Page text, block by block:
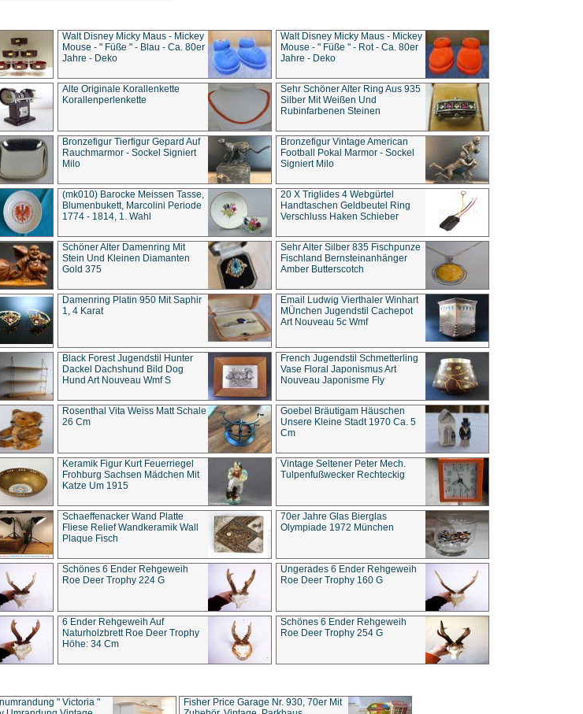
Walt Disney Micky Maus - Mickey
Mouse - " Füße " - Blau - Ca. 80er
Jahre - Deko
Walt Disney Micky Maus - Mickey
Mouse - " Füße " - Rot - Ca. 80er
Jahre - Deko
Alte Originale Korallenkette
Korallenperlenkette
Sehr Schöner Alter Ring Aus 935
Silber Mit Weißen Und
Rubinfarbenen Steinen
Bronzefigur Tierfigur Gepard Auf
Rauchmarmor - Sockel Signiert
Milo
Bronzefigur Vintage American
Football Pokal Marmor - Sockel
Signiert Milo
(mk010) Barocke Meissen Tasse,
Blumenbukett, Marcolini Periode
1774 - 1814, 1. Wahl
20 X Triglides 4 Webgürtel
Handtaschen Geldbeutel Ring
Verschluss Haken Schieber
Schöner Alter Damenring Mit
Stein Und Kleinen Diamanten
Gold 375
Sehr Alter Silber 835 Fischpunze
Fischland Bernsteinanhänger
Amber Butterscotch
Damenring Platin 950 Mit Saphir
1, 4 Karat
Email Ludwig Vierthaler Winhart
MÜnchen Jugendstil Cachepot
Art Nouveau 5c Wmf
Black Forest Jugendstil Hunter
Dackel Dachshund Bild Dog
Hund Art Nouveau Wmf S
French Jugendstil Schmetterling
Vase Floral Japonismus Art
Nouveau Japonisme Fly
Rosenthal Vita Weiss Matt Schale
26 Cm
Goebel Bräutigam Häuschen
Unsere Kleine Stadt 1970 Ca. 5
Cm
Keramik Figur Kurt Feuerriegel
Frohburg Sachsen Mädchen Mit
Katze Um 1915
Vintage Seltener Peter Mech.
Tulpenfußwecker Rechteckig
Schaeffenacker Wand Platte
Fliese Relief Wandkeramik Wall
Plaque Fisch
70er Jahre Glas Bierglas
Olympiade 1972 München
Schönes 6 Ender Rehgeweih
Roe Deer Trophy 224 G
Ungerades 6 Ender Rehgeweih
Roe Deer Trophy 160 G
6 Ender Rehgeweih Auf
Naturholzbrett Roe Deer Trophy
Höhe: 34 Cm
Schönes 6 Ender Rehgeweih
Roe Deer Trophy 254 G
" Victoria "
Fisher Price Garage Nr. 930, 70er Mit